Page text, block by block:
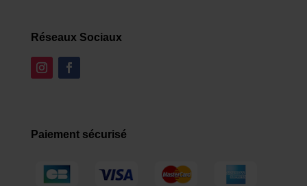
Réseaux Sociaux
Paiement sécurisé